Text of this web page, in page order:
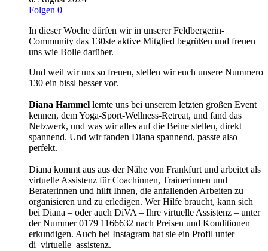
Folgen 0
In dieser Woche dürfen wir in unserer Feldbergerin-
Community das 130ste aktive Mitglied begrüßen und freuen
uns wie Bolle darüber.
Und weil wir uns so freuen, stellen wir euch unsere Nummero
130 ein bissl besser vor.
Diana Hammel lernte uns bei unserem letzten großen Event
kennen, dem Yoga-Sport-Wellness-Retreat, und fand das
Netzwerk, und was wir alles auf die Beine stellen, direkt
spannend. Und wir fanden Diana spannend, passte also
perfekt.
Diana kommt aus aus der Nähe von Frankfurt und arbeitet als
virtuelle Assistenz für Coachinnen, Trainerinnen und
Beraterinnen und hilft Ihnen, die anfallenden Arbeiten zu
organisieren und zu erledigen. Wer Hilfe braucht, kann sich
bei Diana – oder auch DiVA – Ihre virtuelle Assistenz – unter
der Nummer 0179 1166632 nach Preisen und Konditionen
erkundigen. Auch bei Instagram hat sie ein Profil unter
di_virtuelle_assistenz.